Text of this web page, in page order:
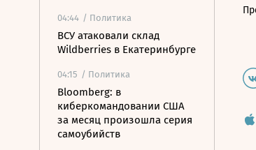
04:44 / Политика
ВСУ атаковали склад
Wildberries в Екатеринбурге
04:15 / Политика
Bloomberg: в
киберкомандовании США
за месяц произошла серия
самоубийств